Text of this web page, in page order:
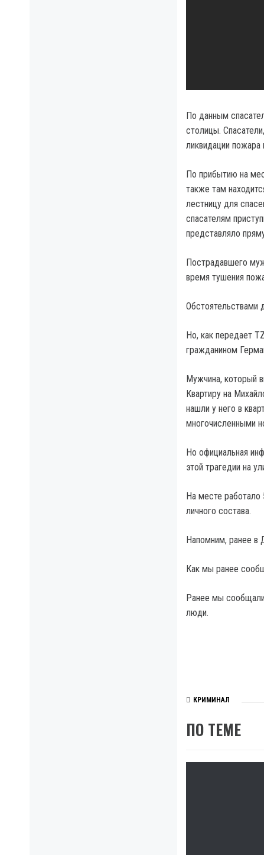
По данным
столицы.
ликвидации
По прибытию на
также там
лестницу для
спасателям
представляло
Пострадавшего
время тушения
Обстоятельствами
Но, как передает
гражданином
Мужчина, который
Квартиру на
нашли у него в
многочисленными
Но официальная
этой трагедии на
На месте работало
личного состава.
Напомним, ранее в
Как мы ранее
Ранее мы
люди.
КРИМИНАЛ
ПО ТЕМЕ